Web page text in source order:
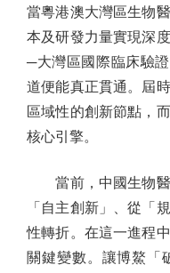
當粵港澳大灣區生物
本及研發力量實現深
─大灣區國際臨床驗
道便能真正貫通。屆
區域性的創新節點，
核心引擎。
當前，中國生物醫
「自主創新」、從「
性轉折。在這一進程
關鍵變數。讓博鰲「